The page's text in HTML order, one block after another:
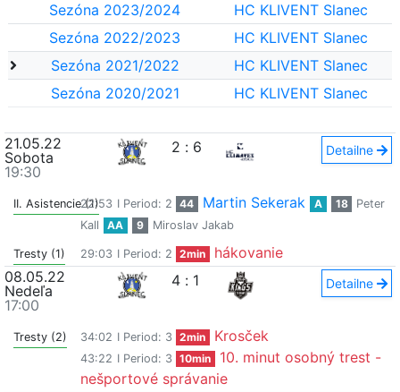
Sezóna 2023/2024
HC KLIVENT Slanec
Sezóna 2022/2023
HC KLIVENT Slanec
Sezóna 2021/2022
HC KLIVENT Slanec
Sezóna 2020/2021
HC KLIVENT Slanec
21.05.22
Sobota
19:30
2 : 6 Detailne
II. Asistencie (1)
22:53 I Period: 2 44 Martin Sekerak A 18
Peter
Kall
AA 9 Miroslav Jakab
Tresty (1) 29:03 I Period: 2 2min
hákovanie
08.05.22
Nedeľa
17:00
4 : 1 Detailne
Tresty (2) 34:02 I Period: 3 2min Krosček
43:22 I Period: 3 10min
10. minut osobný trest -
nešportové správanie